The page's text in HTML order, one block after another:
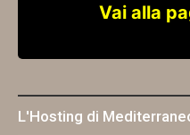
Vai alla
L'Hosting di